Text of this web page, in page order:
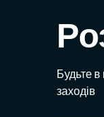
Будьте в
заходів